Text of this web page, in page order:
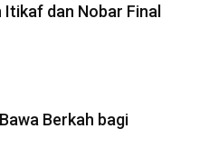
Itikaf dan Nobar Final
Berkah bagi